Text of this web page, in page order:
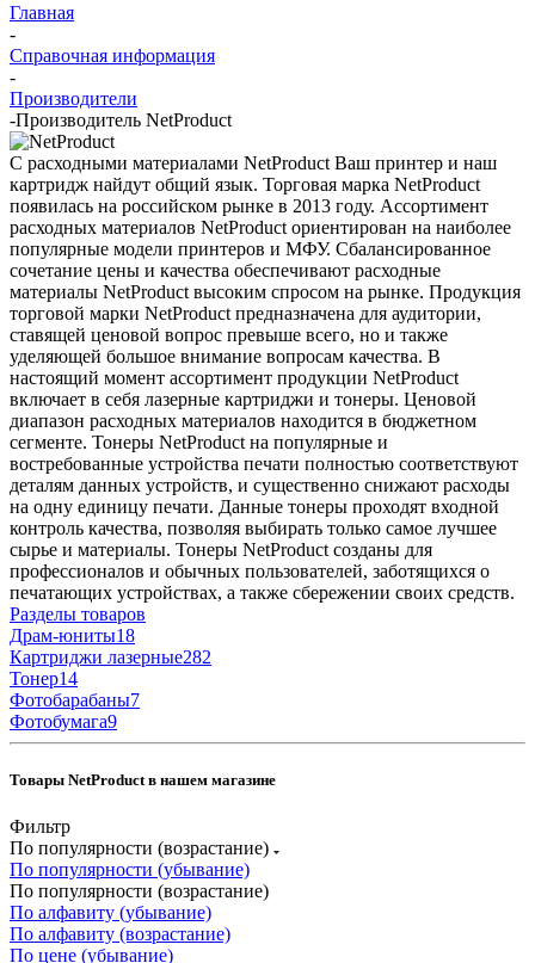
Главная
-
Справочная информация
-
Производители
-Производитель NetProduct
С расходными материалами NetProduct Ваш принтер и наш
картридж найдут общий язык. Торговая марка NetProduct
появилась на российском рынке в 2013 году. Ассортимент
расходных материалов NetProduct ориентирован на наиболее
популярные модели принтеров и МФУ. Сбалансированное
сочетание цены и качества обеспечивают расходные
материалы NetProduct высоким спросом на рынке. Продукция
торговой марки NetProduct предназначена для аудитории,
ставящей ценовой вопрос превыше всего, но и также
уделяющей большое внимание вопросам качества. В
настоящий момент ассортимент продукции NetProduct
включает в себя лазерные картриджи и тонеры. Ценовой
диапазон расходных материалов находится в бюджетном
сегменте. Тонеры NetProduct на популярные и
востребованные устройства печати полностью соответствуют
деталям данных устройств, и существенно снижают расходы
на одну единицу печати. Данные тонеры проходят входной
контроль качества, позволяя выбирать только самое лучшее
сырье и материалы. Тонеры NetProduct созданы для
профессионалов и обычных пользователей, заботящихся о
печатающих устройствах, а также сбережении своих средств.
Разделы товаров
Драм-юниты18
Картриджи лазерные282
Тонер14
Фотобарабаны7
Фотобумага9
Товары NetProduct в нашем магазине
Фильтр
По популярности (возрастание)
По популярности (убывание)
По популярности (возрастание)
По алфавиту (убывание)
По алфавиту (возрастание)
По цене (убывание)